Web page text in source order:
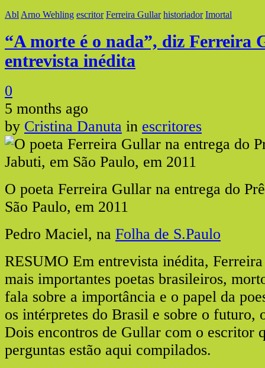
Abl Arno Wehling escritor Ferreira Gullar historiador Imortal
“A morte é o nada”, diz Ferreira
entrevista inédita
0
5 months ago
by Cristina Danuta in escritores
O poeta Ferreira Gullar na entrega do
São Paulo, em 2011
Pedro Maciel, na Folha de S.Paulo
RESUMO Em entrevista inédita,
mais importantes poetas brasileiros,
fala sobre a importância e o papel da
os intérpretes do Brasil e sobre o futuro,
Dois encontros de Gullar com o escritor
perguntas estão aqui compilados.